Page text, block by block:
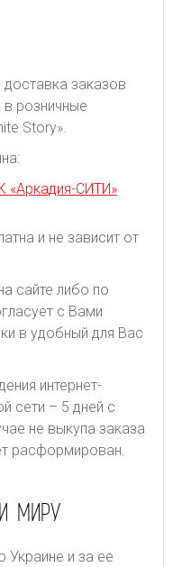
заказов
в розничные
Story».
«Аркадия-СИТИ»
и не зависит от
сайте либо по
с Вами
в удобный для Вас
интернет-
сети – 5 дней с
не выкупа заказа
расформирован.
МИРУ
Украине и за ее